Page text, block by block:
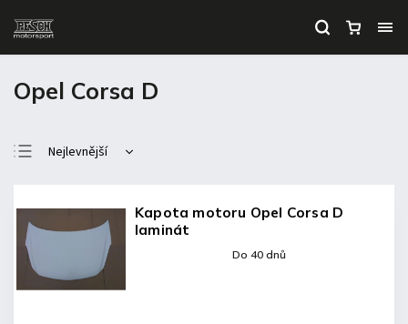
Opel Corsa D
Nejlevnější
NejprodávanějšíKapota motoru Opel Corsa D
laminát
Do 40 dnů